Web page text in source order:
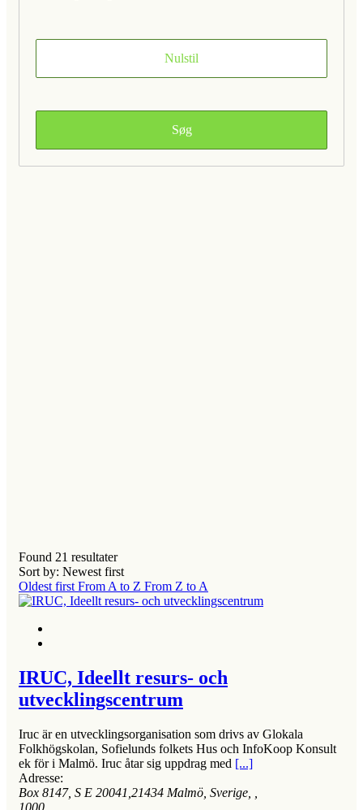
Found 21 resultater
Sort by: Newest first
Oldest first From A to Z From Z to A
IRUC, Ideellt resurs- och
utvecklingscentrum
Iruc är en utvecklingsorganisation som drivs av Glokala
Folkhögskolan, Sofielunds folkets Hus och InfoKoop Konsult
ek för i Malmö. Iruc åtar sig uppdrag med [...]
Adresse:
Box 8147, S E 20041,21434 Malmö, Sverige
1000